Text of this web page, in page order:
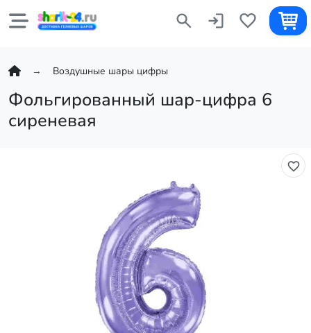
Воздушные шары цифры
Фольгированный шар-цифра 6
сиреневая